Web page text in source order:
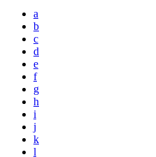
a
b
c
d
e
f
g
h
i
j
k
l